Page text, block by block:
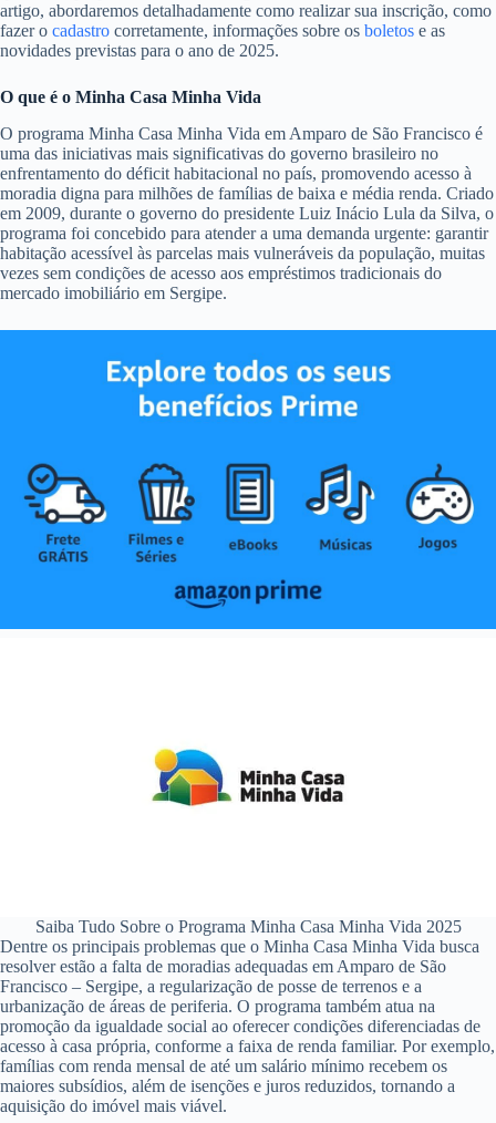
artigo, abordaremos detalhadamente como realizar sua inscrição, como
fazer o cadastro corretamente, informações sobre os boletos e as
novidades previstas para o ano de 2025.
O que é o Minha Casa Minha Vida
O programa Minha Casa Minha Vida em Amparo de São Francisco é
uma das iniciativas mais significativas do governo brasileiro no
enfrentamento do déficit habitacional no país, promovendo acesso à
moradia digna para milhões de famílias de baixa e média renda. Criado
em 2009, durante o governo do presidente Luiz Inácio Lula da Silva, o
programa foi concebido para atender a uma demanda urgente: garantir
habitação acessível às parcelas mais vulneráveis da população, muitas
vezes sem condições de acesso aos empréstimos tradicionais do
mercado imobiliário em Sergipe.
Saiba Tudo Sobre o Programa Minha Casa Minha Vida 2025
Dentre os principais problemas que o Minha Casa Minha Vida busca
resolver estão a falta de moradias adequadas em Amparo de São
Francisco – Sergipe, a regularização de posse de terrenos e a
urbanização de áreas de periferia. O programa também atua na
promoção da igualdade social ao oferecer condições diferenciadas de
acesso à casa própria, conforme a faixa de renda familiar. Por exemplo,
famílias com renda mensal de até um salário mínimo recebem os
maiores subsídios, além de isenções e juros reduzidos, tornando a
aquisição do imóvel mais viável.